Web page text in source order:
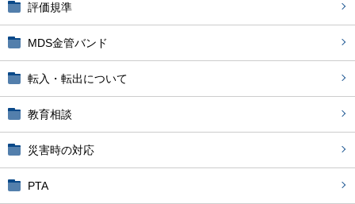
評価規準
MDS金管バンド
転入・転出について
教育相談
災害時の対応
PTA